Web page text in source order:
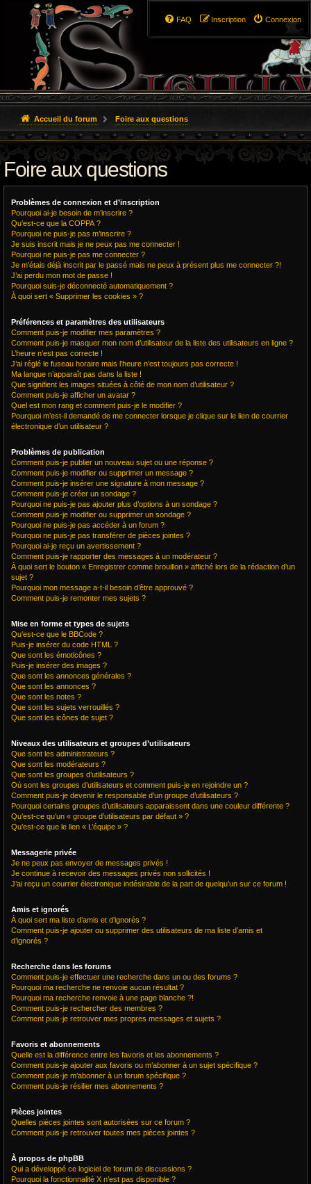
Connexion
Inscription
FAQ
Accueil du forum Foire aux questions
Foire aux questions
Problèmes de connexion et d’inscription
Pourquoi ai-je besoin de m’inscrire ?
Qu’est-ce que la COPPA ?
Pourquoi ne puis-je pas m’inscrire ?
Je suis inscrit mais je ne peux pas me connecter !
Pourquoi ne puis-je pas me connecter ?
Je m’étais déjà inscrit par le passé mais ne peux à présent plus me connecter ?!
J’ai perdu mon mot de passe !
Pourquoi suis-je déconnecté automatiquement ?
À quoi sert « Supprimer les cookies » ?
Préférences et paramètres des utilisateurs
Comment puis-je modifier mes paramètres ?
Comment puis-je masquer mon nom d’utilisateur de la liste des utilisateurs en ligne ?
L’heure n’est pas correcte !
J’ai réglé le fuseau horaire mais l’heure n’est toujours pas correcte !
Ma langue n’apparaît pas dans la liste !
Que signifient les images situées à côté de mon nom d’utilisateur ?
Comment puis-je afficher un avatar ?
Quel est mon rang et comment puis-je le modifier ?
Pourquoi m’est-il demandé de me connecter lorsque je clique sur le lien de courrier
électronique d’un utilisateur ?
Problèmes de publication
Comment puis-je publier un nouveau sujet ou une réponse ?
Comment puis-je modifier ou supprimer un message ?
Comment puis-je insérer une signature à mon message ?
Comment puis-je créer un sondage ?
Pourquoi ne puis-je pas ajouter plus d’options à un sondage ?
Comment puis-je modifier ou supprimer un sondage ?
Pourquoi ne puis-je pas accéder à un forum ?
Pourquoi ne puis-je pas transférer de pièces jointes ?
Pourquoi ai-je reçu un avertissement ?
Comment puis-je rapporter des messages à un modérateur ?
À quoi sert le bouton « Enregistrer comme brouillon » affiché lors de la rédaction d’un
sujet ?
Pourquoi mon message a-t-il besoin d’être approuvé ?
Comment puis-je remonter mes sujets ?
Mise en forme et types de sujets
Qu’est-ce que le BBCode ?
Puis-je insérer du code HTML ?
Que sont les émoticônes ?
Puis-je insérer des images ?
Que sont les annonces générales ?
Que sont les annonces ?
Que sont les notes ?
Que sont les sujets verrouillés ?
Que sont les icônes de sujet ?
Niveaux des utilisateurs et groupes d’utilisateurs
Que sont les administrateurs ?
Que sont les modérateurs ?
Que sont les groupes d’utilisateurs ?
Où sont les groupes d’utilisateurs et comment puis-je en rejoindre un ?
Comment puis-je devenir le responsable d’un groupe d’utilisateurs ?
Pourquoi certains groupes d’utilisateurs apparaissent dans une couleur différente ?
Qu’est-ce qu’un « groupe d’utilisateurs par défaut » ?
Qu’est-ce que le lien « L’équipe » ?
Messagerie privée
Je ne peux pas envoyer de messages privés !
Je continue à recevoir des messages privés non sollicités !
J’ai reçu un courrier électronique indésirable de la part de quelqu’un sur ce forum !
Amis et ignorés
À quoi sert ma liste d’amis et d’ignorés ?
Comment puis-je ajouter ou supprimer des utilisateurs de ma liste d’amis et
d’ignorés ?
Recherche dans les forums
Comment puis-je effectuer une recherche dans un ou des forums ?
Pourquoi ma recherche ne renvoie aucun résultat ?
Pourquoi ma recherche renvoie à une page blanche ?!
Comment puis-je rechercher des membres ?
Comment puis-je retrouver mes propres messages et sujets ?
Favoris et abonnements
Quelle est la différence entre les favoris et les abonnements ?
Comment puis-je ajouter aux favoris ou m’abonner à un sujet spécifique ?
Comment puis-je m’abonner à un forum spécifique ?
Comment puis-je résilier mes abonnements ?
Pièces jointes
Quelles pièces jointes sont autorisées sur ce forum ?
Comment puis-je retrouver toutes mes pièces jointes ?
À propos de phpBB
Qui a développé ce logiciel de forum de discussions ?
Pourquoi la fonctionnalité X n’est pas disponible ?